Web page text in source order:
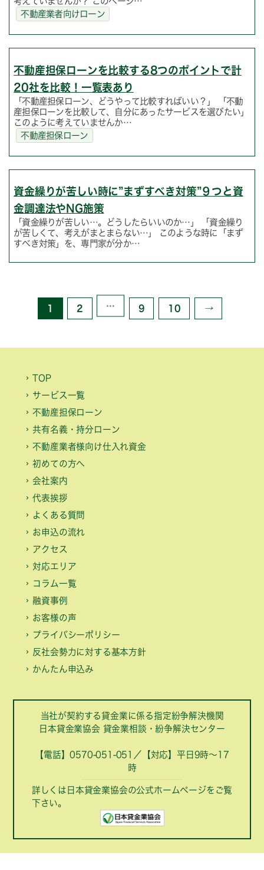
不動産業者向けローン
不動産担保ローンを比較する8つのポイントで計
20社を比較！一覧表あり
「不動産担保ローン、どうやって比較すればいい？」 「不動
産担保ローンを比較して、自分にあったサービスを選びたい」
このように考えていませんか…
不動産担保ローン
資金繰りが苦しい時に”まずすべき対策”９つと資
金調達法やNG施策
「資金繰りが苦しい…。どうしたらいいのか…」 「資金繰り
が苦しくて、考えがまとまらない…」 このような時に「まず
すべき対策」を、専門家が分か…
1 2 … 9 10 →
TOP
サービス一覧
不動産担保ローン
共有名義・持分ローン
不動産業者様向け仕入れ資金
初めての方へ
会社案内
代表挨拶
よくある質問
お申込の流れ
アクセス
対応エリア
コラム一覧
融資事例
お客様の声
プライバシーポリシー
反社会勢力に対する基本方針
かんたん申込み
当社が契約する貸金業に係る指定紛争解決機関
日本貸金業協会 貸金業相談・紛争解決センター
【電話】0570-051-051／【対応】平日9時～17
時
詳しくは日本貸金業協会の公式ホームページをご覧
下さい。